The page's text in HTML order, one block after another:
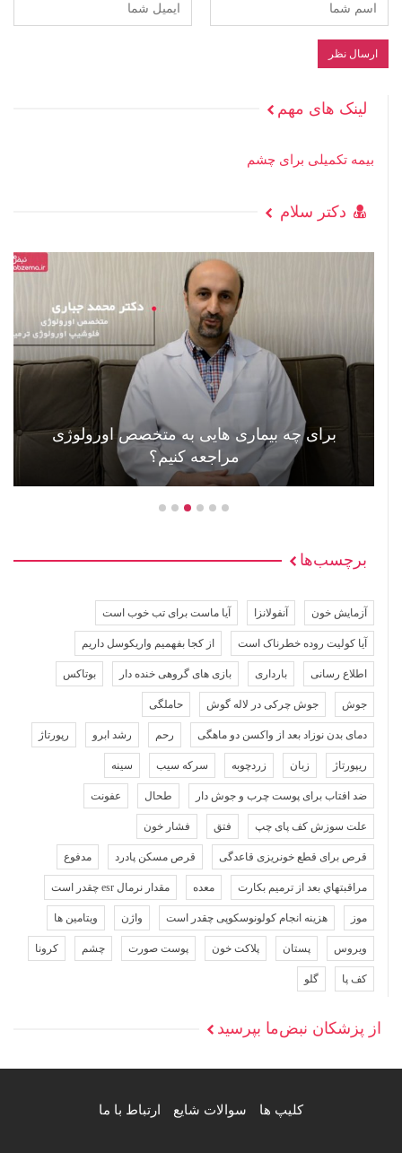
لینک های مهم
بیمه تکمیلی برای چشم
دکتر سلام
عوارض و علل گذاشتن باطری قلب +ویدئو
برچسب‌ها
آزمایش خون آنفولانزا آیا ماست برای تب خوب است
آیا کولیت روده خطرناک است از کجا بفهمیم واریکوسل داریم
اطلاع رسانی بارداری بازی های گروهی خنده دار بوتاکس
جوش جوش چرکی در لاله گوش حاملگی
دمای بدن نوزاد بعد از واکسن دو ماهگی رحم رشد ابرو رپورتاژ
ریپورتاژ زبان زردچوبه سرکه سیب سینه
ضد افتاب برای پوست چرب و جوش دار طحال عفونت
علت سوزش کف پای چپ فتق فشار خون
قرص برای قطع خونریزی قاعدگی قرص مسکن پادرد مدفوع
مراقبتهاي بعد از ترميم بكارت معده مقدار نرمال esr چقدر است
موز هزینه انجام کولونوسکوپی چقدر است واژن ویتامین ها
ویروس پستان پلاکت خون پوست صورت چشم کرونا
کف پا گلو
از پزشکان نبض‌ما بپرسید
کلیپ ها سوالات شایع ارتباط با ما